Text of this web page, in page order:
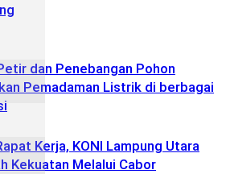
dan Penebangan Pohon
Pemadaman Listrik di berbagai
Kerja, KONI Lampung Utara
Kekuatan Melalui Cabor